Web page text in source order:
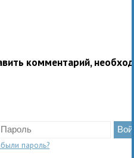
комментарий,
пароль?